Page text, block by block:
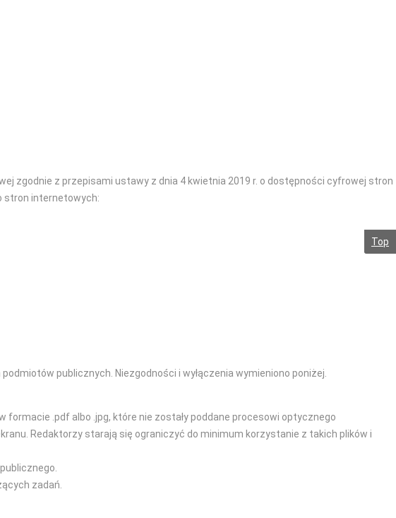
zgodnie z przepisami ustawy z dnia 4 kwietnia 2019 r. o dostępności cyfrowej stron
stron internetowych:
publicznych. Niezgodności i wyłączenia wymieniono poniżej.
.pdf albo .jpg, które nie zostały poddane procesowi optycznego
Redaktorzy starają się ograniczyć do minimum korzystanie z takich plików i
zadań.
Top